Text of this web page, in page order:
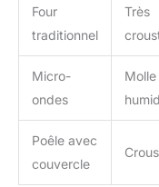
Four
traditionnel
Très
Micro-
ondes
Molle
Poêle avec
couvercle